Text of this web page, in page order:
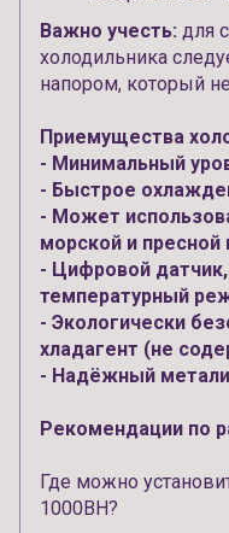
Важно учесть: для
холодильника
напором, который
Приемущества
- Минимальный
- Быстрое
- Может
морской и пресной
- Цифровой
температурный
- Экологически
хладагент (не
- Надёжный
Рекомендации по
Где можно
1000BH?